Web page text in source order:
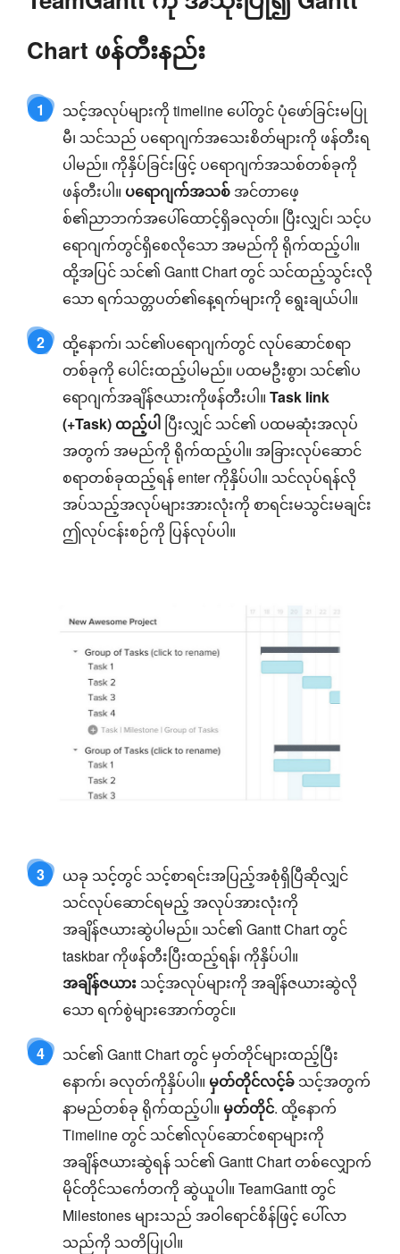
Chart ဖန်တီးနည်း
1
သင့်အလုပ်များကို timeline ပေါ်တွင် ပုံဖော်ခြင်းမပြု
မီ၊ သင်သည် ပရောဂျက်အသေးစိတ်များကို ဖန်တီးရ
ပါမည်။ ကိုနှိပ်ခြင်းဖြင့် ပရောဂျက်အသစ်တစ်ခုကို
ဖန်တီးပါ။ ပရောဂျက်အသစ် အင်တာဖေ့
စ်၏ညာဘက်အပေါ်ထောင့်ရှိခလုတ်။ ပြီးလျှင်၊ သင့်ပ
ရောဂျက်တွင်ရှိစေလိုသော အမည်ကို ရိုက်ထည့်ပါ။
ထို့အပြင် သင်၏ Gantt Chart တွင် သင်ထည့်သွင်းလို
သော ရက်သတ္တပတ်၏နေ့ရက်များကို ရွေးချယ်ပါ။
2
ထို့နောက်၊ သင်၏ပရောဂျက်တွင် လုပ်ဆောင်စရာ
တစ်ခုကို ပေါင်းထည့်ပါမည်။ ပထမဦးစွာ၊ သင်၏ပ
ရောဂျက်အချိန်ဇယားကိုဖန်တီးပါ။ Task link
(+Task) ထည့်ပါ ပြီးလျှင် သင်၏ ပထမဆုံးအလုပ်
အတွက် အမည်ကို ရိုက်ထည့်ပါ။ အခြားလုပ်ဆောင်
စရာတစ်ခုထည့်ရန် enter ကိုနှိပ်ပါ။ သင်လုပ်ရန်လို
အပ်သည့်အလုပ်များအားလုံးကို စာရင်းမသွင်းမချင်း
ဤလုပ်ငန်းစဉ်ကို ပြန်လုပ်ပါ။
3
ယခု သင့်တွင် သင့်စာရင်းအပြည့်အစုံရှိပြီဆိုလျှင်
သင်လုပ်ဆောင်ရမည့် အလုပ်အားလုံးကို
အချိန်ဇယားဆွဲပါမည်။ သင်၏ Gantt Chart တွင်
taskbar ကိုဖန်တီးပြီးထည့်ရန်၊ ကိုနှိပ်ပါ။
အချိန်ဇယား သင့်အလုပ်များကို အချိန်ဇယားဆွဲလို
သော ရက်စွဲများအောက်တွင်။
4
သင်၏ Gantt Chart တွင် မှတ်တိုင်များထည့်ပြီး
နောက်၊ ခလုတ်ကိုနှိပ်ပါ။ မှတ်တိုင်လင့်ခ် သင့်အတွက်
နာမည်တစ်ခု ရိုက်ထည့်ပါ။ မှတ်တိုင်. ထို့နောက်
Timeline တွင် သင်၏လုပ်ဆောင်စရာများကို
အချိန်ဇယားဆွဲရန် သင်၏ Gantt Chart တစ်လျှောက်
မိုင်တိုင်သင်္ကေတကို ဆွဲယူပါ။ TeamGantt တွင်
Milestones များသည် အဝါရောင်စိန်ဖြင့် ပေါ်လာ
သည်ကို သတိပြုပါ။